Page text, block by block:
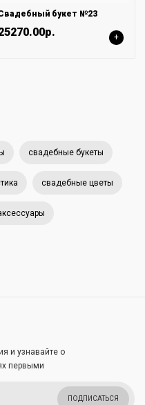
букет №23
+
свадебные букеты
свадебные цветы
и узнавайте о
первыми
ПОДПИСАТЬСЯ